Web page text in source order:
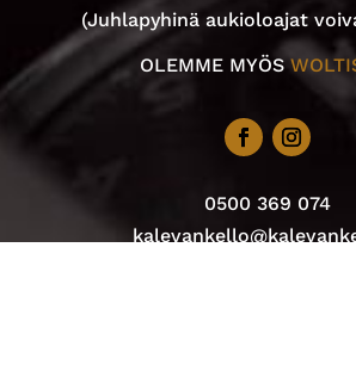
(Juhlapyhinä aukioloajat
OLEMME MYÖS
0500 369 074